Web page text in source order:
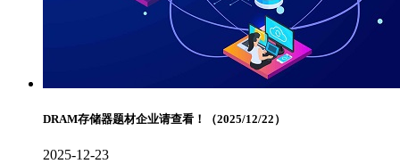
DRAM存储器题材企业请查看！（2025/12/22）
2025-12-23